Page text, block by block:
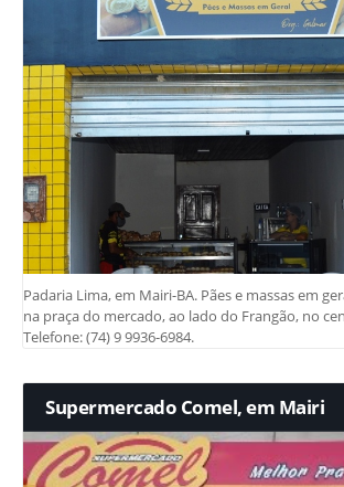
Padaria Lima, em Mairi-BA. Pães e massas em
na praça do mercado, ao lado do Frangão, no
Telefone: (74) 9 9936-6984.
Supermercado Comel, em Mairi